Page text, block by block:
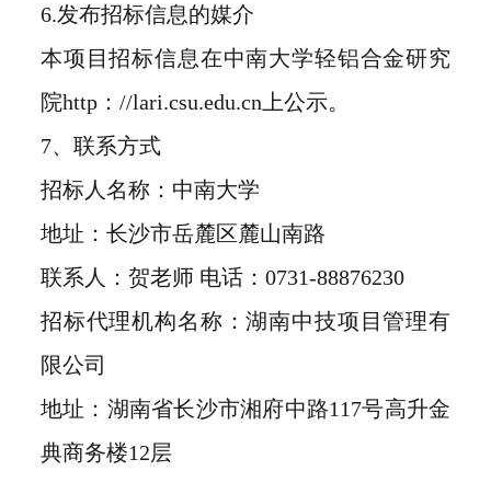
6.发布招标信息的媒介
本项目招标信息在中南大学轻铝合金研究
院http：//lari.csu.edu.cn上公示。
7、联系方式
招标人名称：中南大学
地址：长沙市岳麓区麓山南路
联系人：贺老师 电话：0731-88876230
招标代理机构名称：湖南中技项目管理有
限公司
地址：湖南省长沙市湘府中路117号高升金
典商务楼12层